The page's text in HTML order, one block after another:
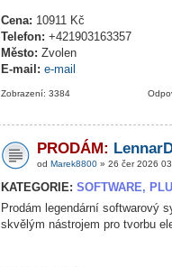
Cena: 10911 Kč
Telefon: +421903163357
Město: Zvolen
E-mail: e-mail
Zobrazení: 3384
PRODÁM:
od Marek8800 » 26 čer 2026
KATEGORIE: SOFTWARE,
Prodám legendární softwarový
skvělým nástrojem pro tvorbu